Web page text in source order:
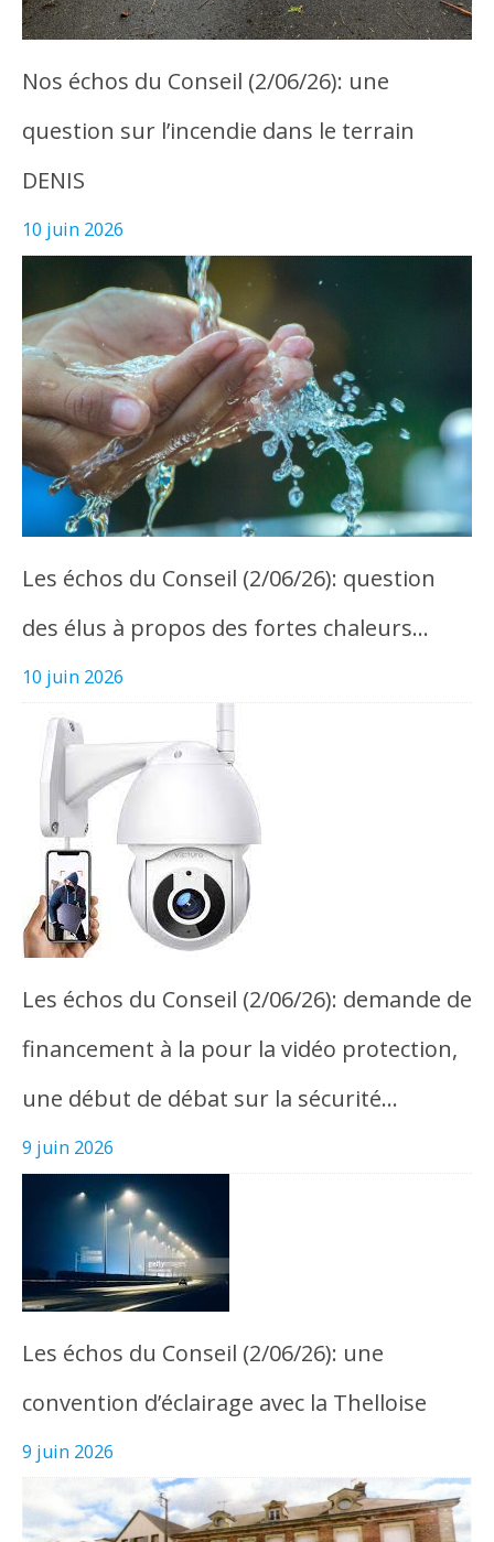
Nos échos du Conseil (2/06/26): une
question sur l’incendie dans le terrain
DENIS
10 juin 2026
Les échos du Conseil (2/06/26): question
des élus à propos des fortes chaleurs…
10 juin 2026
Les échos du Conseil (2/06/26): demande de
financement à la pour la vidéo protection,
une début de débat sur la sécurité…
9 juin 2026
Les échos du Conseil (2/06/26): une
convention d’éclairage avec la Thelloise
9 juin 2026